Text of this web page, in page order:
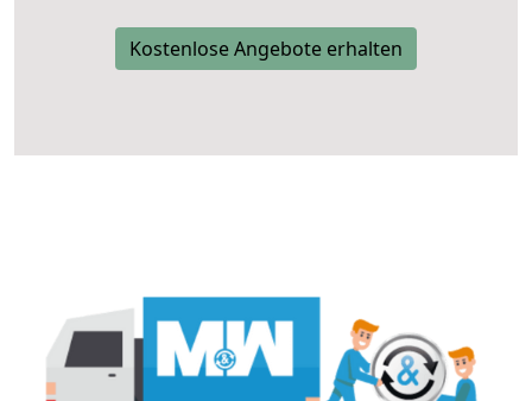
Kostenlose Angebote erhalten